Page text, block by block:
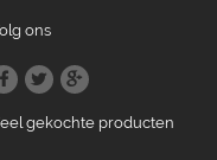
ons
gekochte producten